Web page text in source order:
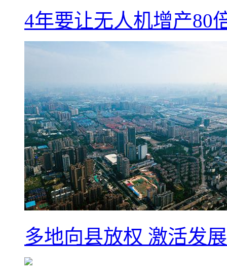
4年要让无人机增产80
多地向县放权 激活发